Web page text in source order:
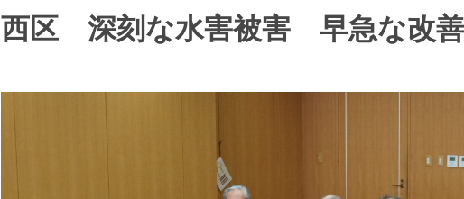
西区 深刻な水害被害 早急な改善